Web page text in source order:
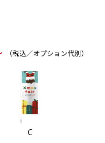
（税込／オプション代別）
C
始いたします。
してください。［
ァイル ］
の目線を意識したい
の目線を意識したい
ハトメ四隅
ハトメ上3つ
（+1営業日）
用します。
場合だと
トされます